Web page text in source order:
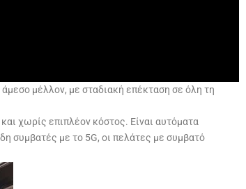
μέλλον, με σταδιακή επέκταση σε όλη τη
χωρίς επιπλέον κόστος. Είναι αυτόματα
συμβατές με το 5G, οι πελάτες με συμβατό